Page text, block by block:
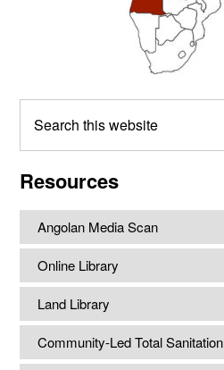
this
Resources
Angolan Media Scan
Online Library
Land Library
Community-Led Total Sanitation